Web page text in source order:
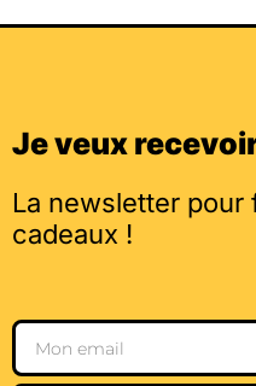
Je veux
La newsletter pour
cadeaux !
Email